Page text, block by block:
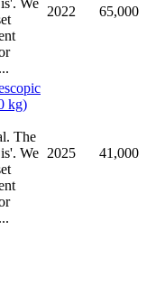
2022 65,000
kg)
The
We 2025 41,000